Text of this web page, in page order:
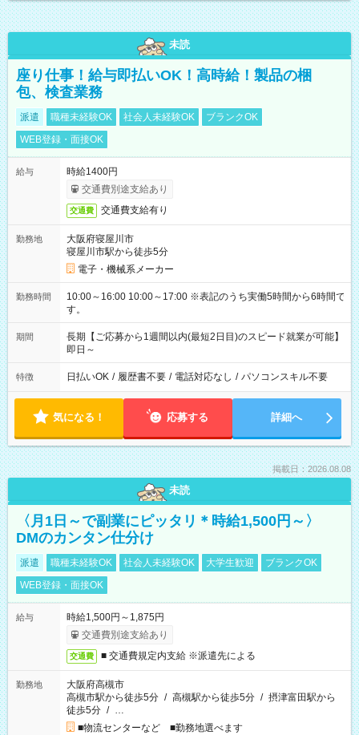
未読
座り仕事！給与即払いOK！高時給！製品の梱
包、検査業務
派遣 職種未経験OK 社会人未経験OK
ブランクOK
WEB登録・面接OK
給与
時給1400円
交通費別途支給あり
交通費 交通費支給有り
勤務地
大阪府寝屋川市
寝屋川市駅から徒歩5分
電子・機械系メーカー
勤務時間
10:00～16:00 10:00～17:00 ※表記のうち実働5時間から6時間で
す。
期間
長期【ご応募から1週間以内(最短2日目)のスピード就業が可能】
即日～
特徴 日払いOK / 履歴書不要 / 電話対応なし / パソコンスキル不要
気になる！ 応募する 詳細へ
掲載日：2026.08.08
未読
〈月1日～で副業にピッタリ＊時給1,500円～〉
DMのカンタン仕分け
派遣 職種未経験OK 社会人未経験OK 大学生歓迎
ブランクOK
WEB登録・面接OK
給与
時給1,500円～1,875円
交通費別途支給あり
交通費 ■ 交通費規定内支給 ※派遣先による
勤務地
大阪府高槻市
高槻市駅から徒歩5分 / 高槻駅から徒歩5分 / 摂津富田駅から
徒歩5分 / …
■物流センターなど ■勤務地選べます